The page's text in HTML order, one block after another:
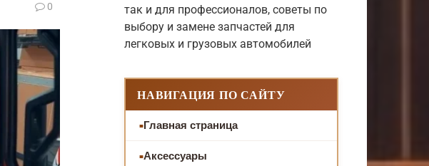
0
так и для профессионалов, советы по
выбору и замене запчастей для
легковых и грузовых автомобилей
НАВИГАЦИЯ ПО САЙТУ
Главная страница
Аксессуары